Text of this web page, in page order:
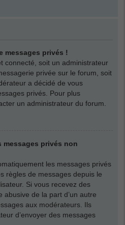
messages privés !
connecté, soit un administrateur
privée sur le forum, soit
a décidé de vous
privés. Pour plus
un administrateur du forum.
messages privés non
les messages privés
règles de messages depuis le
Si vous recevez des
abusive de la part d’un autre
aux modérateurs. Ils
d’envoyer des messages